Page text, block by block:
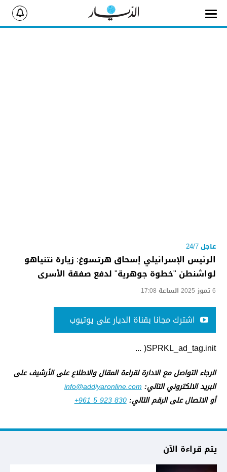
عاجل 24/7
الرئيس الإسرائيلي إسحاق هرتسوغ: زيارة نتنياهو
لواشنطن "خطوة جوهرية" لدفع صفقة الأسرى
6 تموز 2025 الساعة 17:08
اشترك مجانا بقناة الديار على يوتيوب
SPRKL_ad_tag.init( ...
الرجاء التواصل مع الادارة لقراءة المقال والاطلاع على الأرشيف على
البريد الالكتروني التالي:info@addiyaronline.com
أو الاتصال على الرقم التالي:+961 5 923 830
يتم قراءة الآن